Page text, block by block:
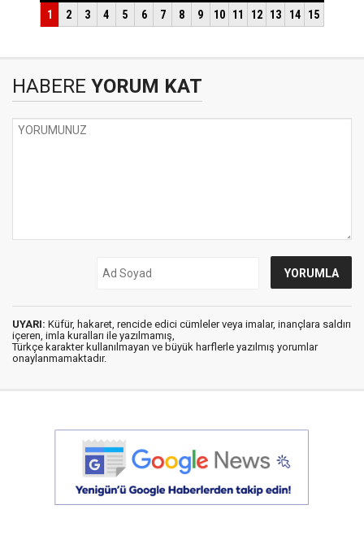
HABERE YORUM KAT
UYARI: Küfür, hakaret, rencide edici cümleler veya imalar, inançlara saldırı
içeren, imla kuralları ile yazılmamış,
Türkçe karakter kullanılmayan ve büyük harflerle yazılmış yorumlar
onaylanmamaktadır.